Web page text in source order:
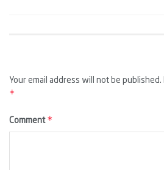
Your email address will not be published.
*
Comment *